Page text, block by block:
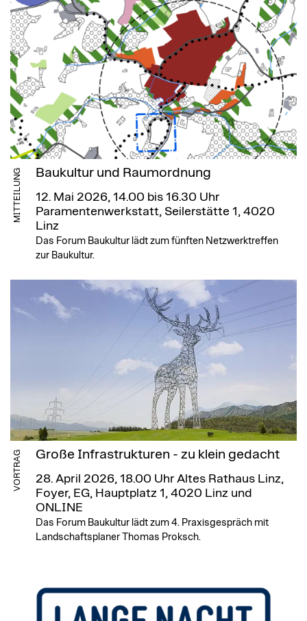
MITTEILUNG Baukultur und Raumordnung
12. Mai 2026, 14.00 bis 16.30 Uhr
Paramentenwerkstatt, Seilerstätte 1, 4020
Linz
Das Forum Baukultur lädt zum fünften Netzwerktreffen
zur Baukultur.
VORTRAG Große Infrastrukturen - zu klein gedacht
28. April 2026, 18.00 Uhr Altes Rathaus Linz,
Foyer, EG, Hauptplatz 1, 4020 Linz und
ONLINE
Das Forum Baukultur lädt zum 4. Praxisgespräch mit
Landschaftsplaner Thomas Proksch.